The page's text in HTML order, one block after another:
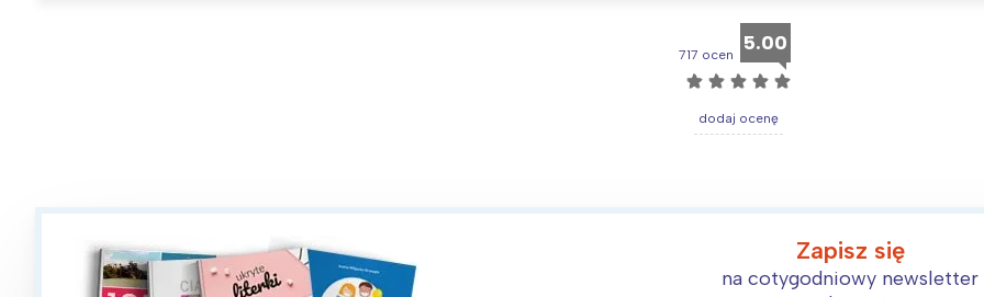
717 ocen 5.00
☆ ☆ ☆ ☆ ☆
dodaj ocenę
Zapisz się
na cotygodniowy newsletter
Śląsk
Południe